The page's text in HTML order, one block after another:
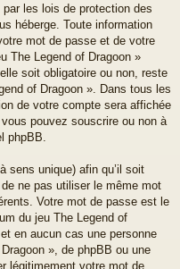
les lois de protection des
héberge. Toute information
mot de passe et de votre
The Legend of Dragoon »
soit obligatoire ou non, reste
of Dragoon ». Dans tous les
de votre compte sera affichée
pouvez souscrire ou non à
phpBB.
sens unique) afin qu’il soit
ne pas utiliser le même mot
Votre mot de passe est le
du jeu The Legend of
en aucun cas une personne
», de phpBB ou une
légitimement votre mot de